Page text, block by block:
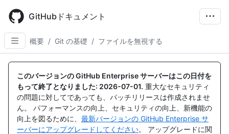
main
content
GitHubドキュメント
概要 / Git の基礎 / ファイルを無視する
このバージョンの GitHub Enterprise サーバーはこの日付を
もって終了となりました: 2026-07-01. 重大なセキュリティ
の問題に対してであっても、パッチリリースは作成されませ
ん。 パフォーマンスの向上、セキュリティの向上、新機能の
向上を図るために、 最新バージョンの GitHub Enterprise サ
ーバーにアップグレードしてください。 アップグレードに関